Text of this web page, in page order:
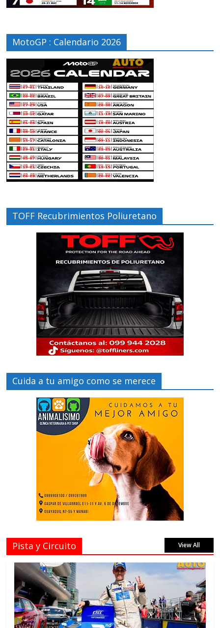
MotoGP : Calendario 2026
TOFF Recubrimientos Poliuretano
Cuida a tu amigo como se merece
Pista y Circuito View All